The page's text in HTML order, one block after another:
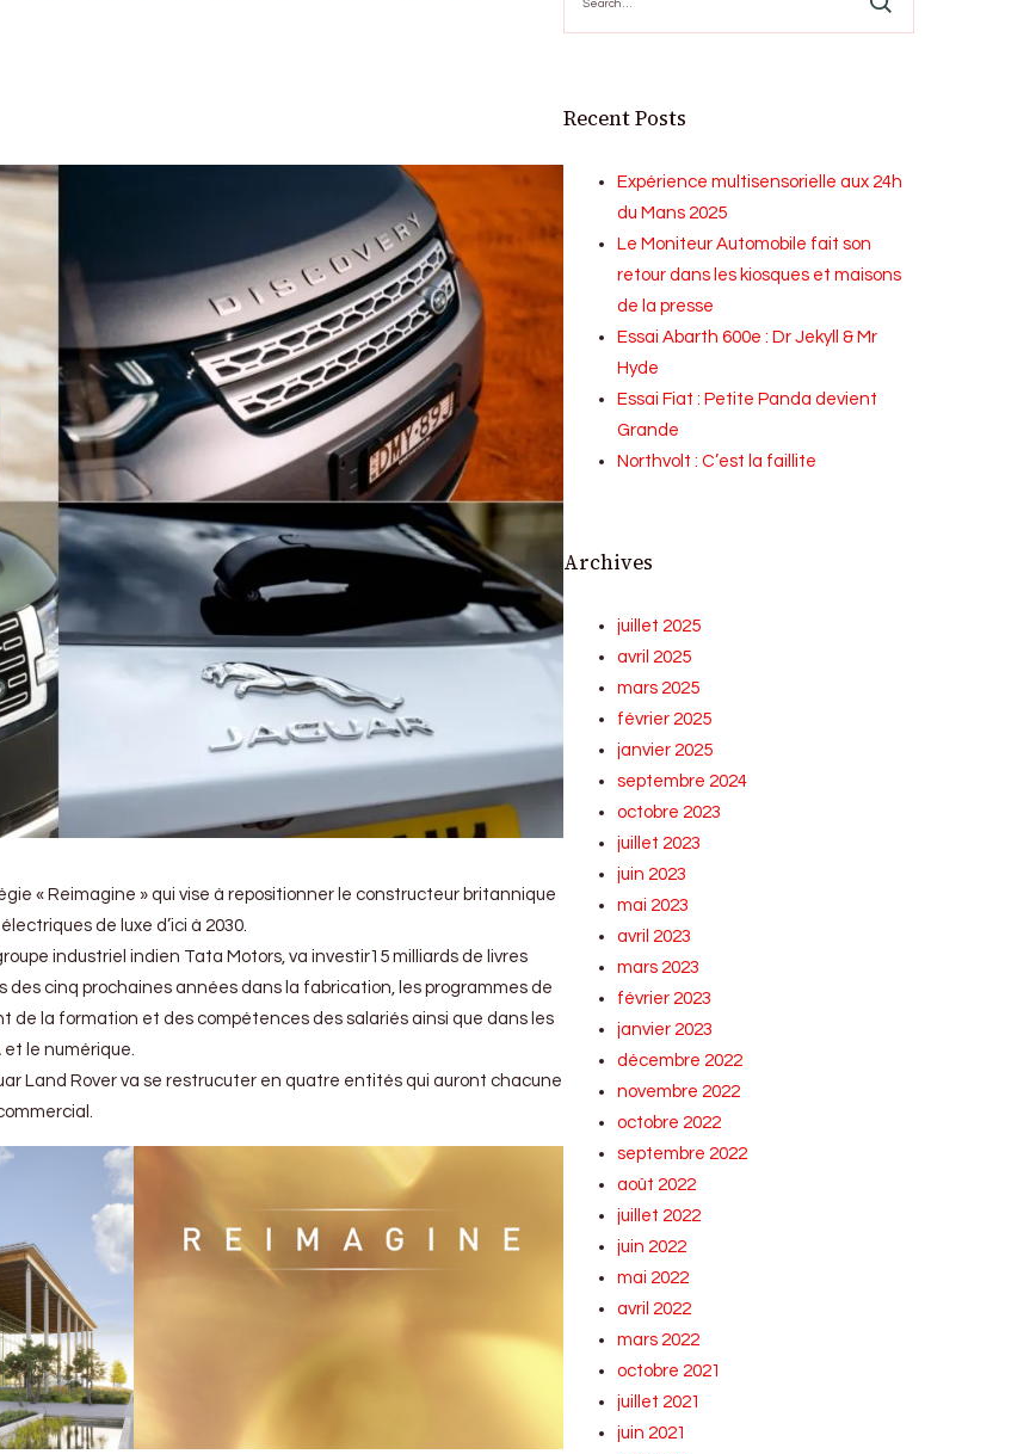
« Reimagine » qui vise à repositionner le constructeur britannique
de luxe d’ici à 2030.
industriel indien Tata Motors, va investir15 milliards de livres
des cinq prochaines années dans la fabrication, les programmes de
de la formation et des compétences des salariés ainsi que dans les
et le numérique.
Land Rover va se restrucuter en quatre entités qui auront chacune
Recent Posts
Expérience multisensorielle aux 24h
du Mans 2025
Le Moniteur Automobile fait son
retour dans les kiosques et maisons
de la presse
Essai Abarth 600e : Dr Jekyll & Mr
Hyde
Essai Fiat : Petite Panda devient
Grande
Northvolt : C’est la faillite
Archives
juillet 2025
avril 2025
mars 2025
février 2025
janvier 2025
septembre 2024
octobre 2023
juillet 2023
juin 2023
mai 2023
avril 2023
mars 2023
février 2023
janvier 2023
décembre 2022
novembre 2022
octobre 2022
septembre 2022
août 2022
juillet 2022
juin 2022
mai 2022
avril 2022
mars 2022
octobre 2021
juillet 2021
juin 2021